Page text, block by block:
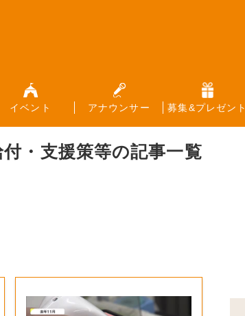
イベント アナウンサー 募集&プレゼント
・支援策等の記事一覧